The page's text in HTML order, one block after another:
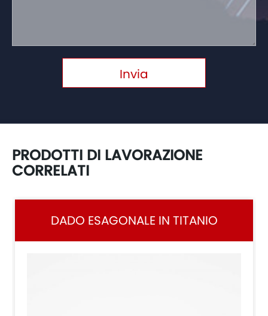
Invia
PRODOTTI DI LAVORAZIONE
CORRELATI
DADO ESAGONALE IN TITANIO